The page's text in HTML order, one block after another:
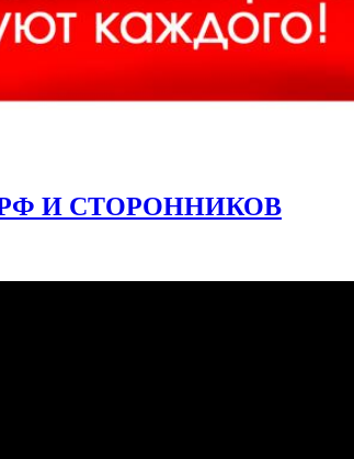
И СТОРОННИКОВ